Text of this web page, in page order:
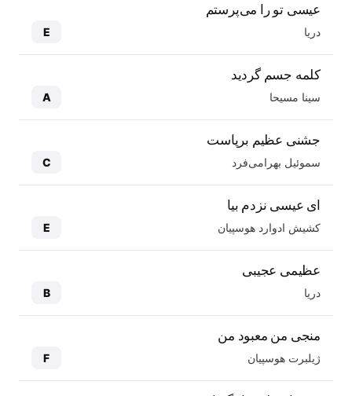
عیسی تو را می‌پرستم
دریا E
کلمه جسم گردید
سینا مسیحا A
جشنی عظیم برپاست
سموئیل بهرامی‌فرد C
ای عیسی نزدم بیا
کشیش ادوارد هوسپیان E
عظیمی عجیبی
دریا B
منجی من معبود من
ژیلبرت هوسپیان F